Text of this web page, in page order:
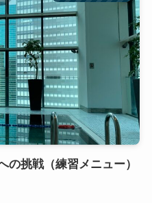
の挑戦（練習メニュー）